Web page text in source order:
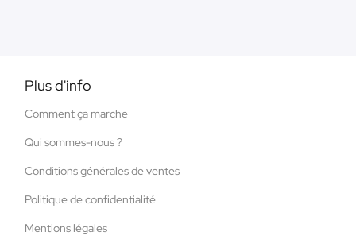
Plus d'info
Comment ça marche
Qui sommes-nous ?
Conditions générales de ventes
Politique de confidentialité
Mentions légales